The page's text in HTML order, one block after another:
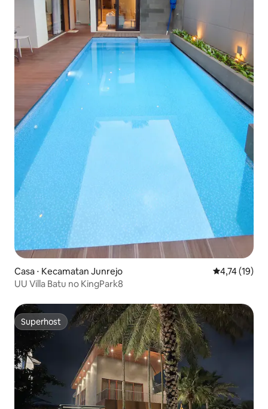
Casa ⋅ Kecamatan Junrejo 4,74 de uma
4,74 (19)
UU Villa Batu no KingPark8
Superhost
Superhost